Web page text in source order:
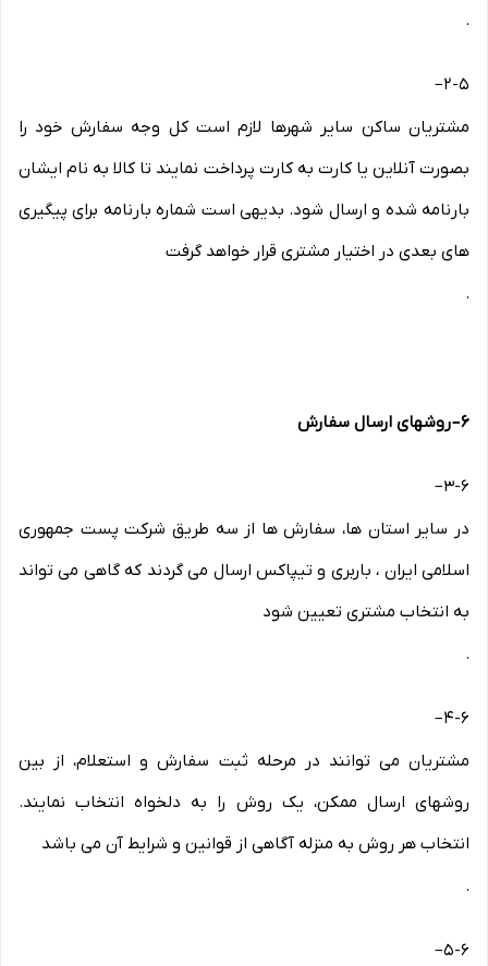
.
۲-۵–
مشتریان ساکن سایر شهرها لازم است کل وجه سفارش خود را
بصورت آنلاین یا کارت به کارت پرداخت نمایند تا کالا به نام ایشان
بارنامه شده و ارسال شود. بدیهی است شماره بارنامه برای پیگیری
های بعدی در اختیار مشتری قرار خواهد گرفت
.
۶–روشهای ارسال سفارش
۳-۶–
در سایر استان ها، سفارش ها از سه طریق شرکت پست جمهوری
اسلامی ایران ، باربری و تیپاکس ارسال می گردند که گاهی می تواند
به انتخاب مشتری تعیین شود
.
۴-۶–
مشتریان می توانند در مرحله ثبت سفارش و استعلام، از بین
روشهای ارسال ممکن، یک روش را به دلخواه انتخاب نمایند.
انتخاب هر روش به منزله آگاهی از قوانین و شرایط آن می باشد
.
۵-۶–